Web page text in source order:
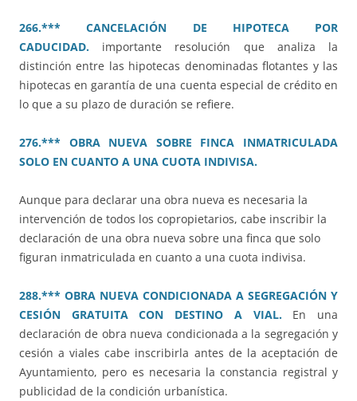
266.*** CANCELACIÓN DE HIPOTECA POR
CADUCIDAD. importante resolución que analiza la
distinción entre las hipotecas denominadas flotantes y las
hipotecas en garantía de una cuenta especial de crédito en
lo que a su plazo de duración se refiere.
276.*** OBRA NUEVA SOBRE FINCA INMATRICULADA
SOLO EN CUANTO A UNA CUOTA INDIVISA.
Aunque para declarar una obra nueva es necesaria la
intervención de todos los copropietarios, cabe inscribir la
declaración de una obra nueva sobre una finca que solo
figuran inmatriculada en cuanto a una cuota indivisa.
288.*** OBRA NUEVA CONDICIONADA A SEGREGACIÓN Y
CESIÓN GRATUITA CON DESTINO A VIAL.En una
declaración de obra nueva condicionada a la segregación y
cesión a viales cabe inscribirla antes de la aceptación de
Ayuntamiento, pero es necesaria la constancia registral y
publicidad de la condición urbanística.